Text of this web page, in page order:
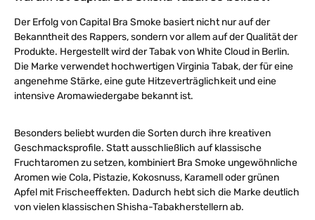
Der Erfolg von Capital Bra Smoke basiert nicht nur auf der
Bekanntheit des Rappers, sondern vor allem auf der Qualität der
Produkte. Hergestellt wird der Tabak von White Cloud in Berlin.
Die Marke verwendet hochwertigen Virginia Tabak, der für eine
angenehme Stärke, eine gute Hitzeverträglichkeit und eine
intensive Aromawiedergabe bekannt ist.
Besonders beliebt wurden die Sorten durch ihre kreativen
Geschmacksprofile. Statt ausschließlich auf klassische
Fruchtaromen zu setzen, kombiniert Bra Smoke ungewöhnliche
Aromen wie Cola, Pistazie, Kokosnuss, Karamell oder grünen
Apfel mit Frischeeffekten. Dadurch hebt sich die Marke deutlich
von vielen klassischen Shisha-Tabakherstellern ab.